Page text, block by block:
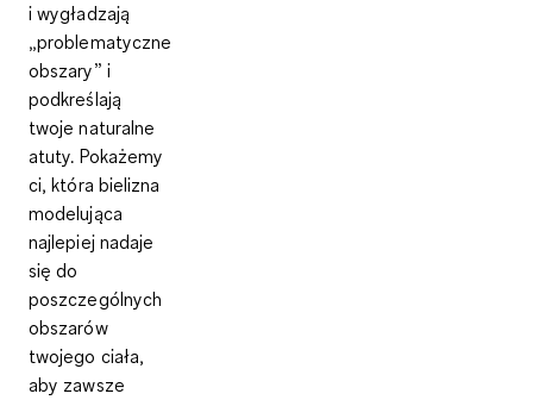
i wygładzają
„problematyczne
obszary” i
podkreślają
twoje naturalne
atuty. Pokażemy
ci, która bielizna
modelująca
najlepiej nadaje
się do
poszczególnych
obszarów
twojego ciała,
aby zawsze